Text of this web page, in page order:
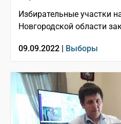
Избирательные участки
Новгородской области
09.09.2022 | Выборы